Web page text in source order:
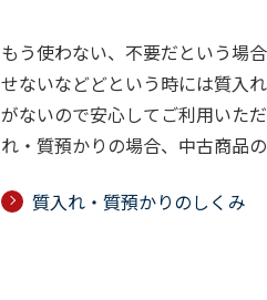
もう使わない、不要だという場
せないなどどという時には質入
がないので安心してご利用いた
れ・質預かりの場合、中古商品
質入れ・質預かりのしくみ